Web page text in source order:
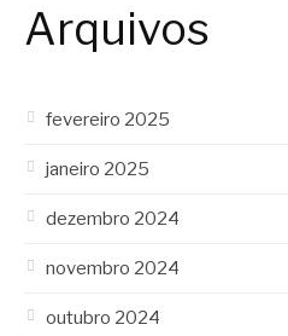
Arquivos
fevereiro 2025
janeiro 2025
dezembro 2024
novembro 2024
outubro 2024